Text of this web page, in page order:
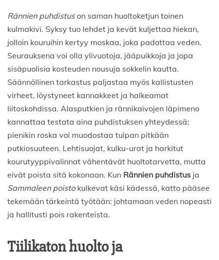
Rännien puhdistuson saman huoltoketjun toinen
kulmakivi. Syksy tuo lehdet ja kevät kuljettaa hiekan,
jolloin kouruihin kertyy moskaa, joka padottaa veden.
Seurauksena voi olla ylivuotoja, jääpuikkoja ja jopa
sisäpuolisia kosteuden nousuja sokkelin kautta.
Säännöllinen tarkastus paljastaa myös kallistusten
virheet, löystyneet kannakkeet ja halkeamat
liitoskohdissa. Alasputkien ja rännikaivojen läpimeno
kannattaa testata aina puhdistuksen yhteydessä;
pienikin roska voi muodostaa tulpan pitkään
putkiosuuteen. Lehtisuojat, kulku-urat ja harkitut
kourutyyppivalinnat vähentävät huoltotarvetta, mutta
eivät poista sitä kokonaan. Kun Rännien puhdistus ja
Sammaleen poistokulkevat käsi kädessä, katto pääsee
tekemään tärkeintä työtään: johtamaan veden nopeasti
ja hallitusti pois rakenteista.
Tiilikaton huolto ja